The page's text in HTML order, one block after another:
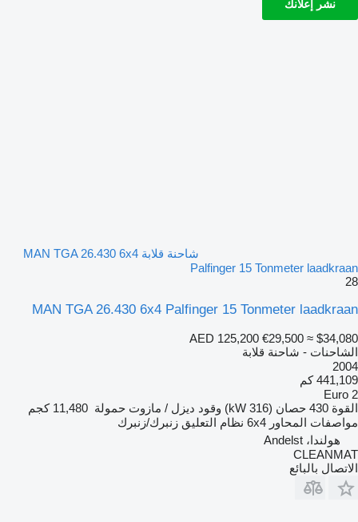
نشر إعلانك
شاحنة قلابة MAN TGA 26.430 6x4
Palfinger 15 Tonmeter laadkraan
28
MAN TGA 26.430 6x4 Palfinger 15 Tonmeter laadkraan
AED 125,200 €29,500 ≈ $34,080
الشاحنات - شاحنة قلابة
2004
441,109 كم
Euro 2
القوة 430 حصان (316 kW) وقود ديزل / مازوت حمولة 11,480 كجم
مواصفات المحاور 6x4 نظام التعليق زنبرك/زنبرك
هولندا، Andelst
CLEANMAT
الاتصال بالبائع